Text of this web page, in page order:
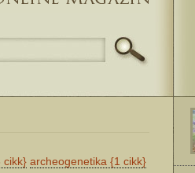
cikk} archeogenetika {1 cikk}